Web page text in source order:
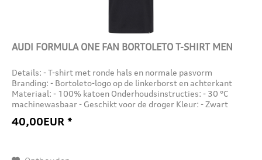
AUDI FORMULA ONE FAN BORTOLETO T-SHIRT MEN
Details: - T-shirt met ronde hals en normale pasvorm
Branding: - Bortoleto-logo op de linkerborst en achterkant
Materiaal: - 100% katoen Onderhoudsinstructies: - 30 °C
machinewasbaar - Geschikt voor de droger Kleur: - Zwart
40,00EUR *